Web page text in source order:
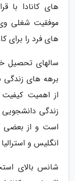
های کانادا با
موفقیت شغلی وی
های فرد را برای
سالهای تحصیل
برهه های زندگی
از اهمیت کیفیت
زندگی دانشجویی
است و از بعضی
انگلیس و
شانس بالای